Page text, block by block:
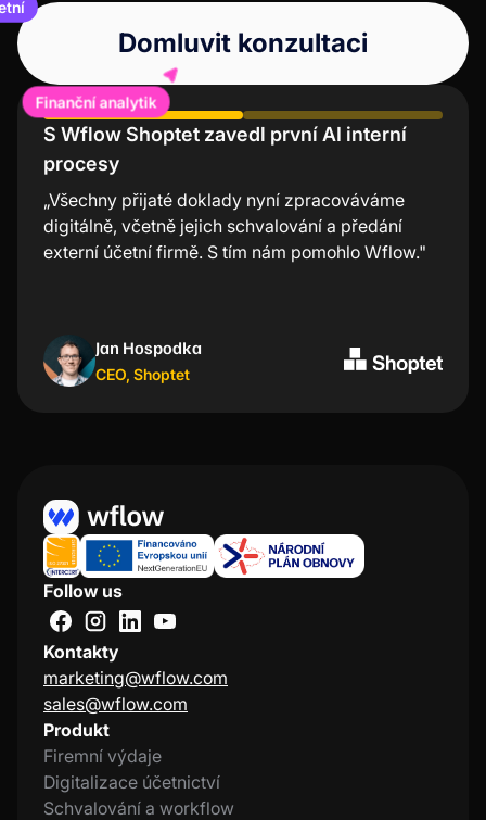
Domluvit konzultaci
Finanční analytik
S Wflow Shoptet zavedl první AI interní
procesy
„Všechny přijaté doklady nyní zpracováváme
digitálně, včetně jejich schvalování a předání
externí účetní firmě. S tím nám pomohlo Wflow."
Jan Hospodka
CEO, Shoptet
Účení Lindt chválí nízkou chybovost a
úsporu času
“Mobilní aplikace Wflow je nejjednodušší a
nejrychlejší nástroj na schvalování faktur. Velmi
oceňuji, že nemusím při každé transakci složitě
Kristýna Nejezchlebová
Project manager
Follow us
Kontakty
marketing@wflow.com
sales@wflow.com
Produkt
Firemní výdaje
Digitalizace účetnictví
Schvalování a workflow